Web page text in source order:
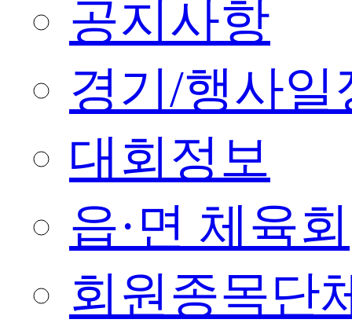
공지사항
경기/행사일
대회정보
읍·면 체육회
회원종목단